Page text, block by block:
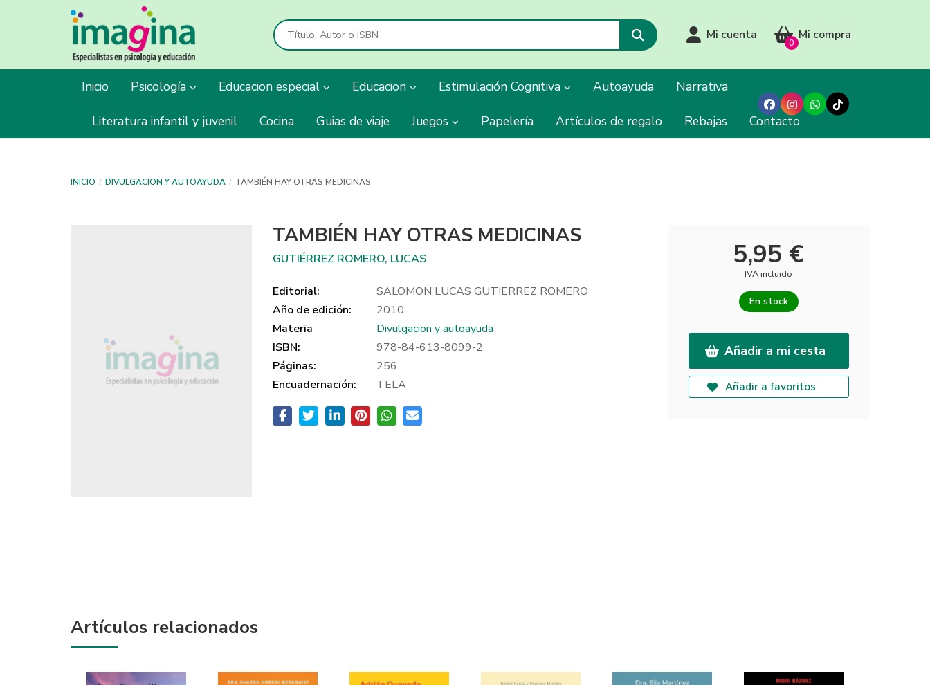
Mi cuenta Mi compra
0
Inicio Psicología Educacion especial Educacion Estimulación Cognitiva Autoayuda Narrativa
Literatura infantil y juvenil Cocina Guias de viaje Juegos Papelería Artículos de regalo Rebajas Contacto
INICIO DIVULGACION Y AUTOAYUDA TAMBIÉN HAY OTRAS MEDICINAS
TAMBIÉN HAY OTRAS MEDICINAS
GUTIÉRREZ ROMERO, LUCAS
Editorial:
SALOMON LUCAS GUTIERREZ ROMERO
Año de edición:
2010
Materia
Divulgacion y autoayuda
ISBN:
978-84-613-8099-2
Páginas:
256
Encuadernación:
TELA
5,95 €
IVA incluido
En stock
Añadir a mi cesta
Añadir a favoritos
Artículos relacionados